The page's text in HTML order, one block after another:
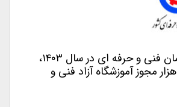
راهبرد اصلی سازمان فنی و حرفه ای در سال ۱۴۰۳،
صدور بیش از ۱۷ هزار مجوز آموزشگاه آزاد فنی و